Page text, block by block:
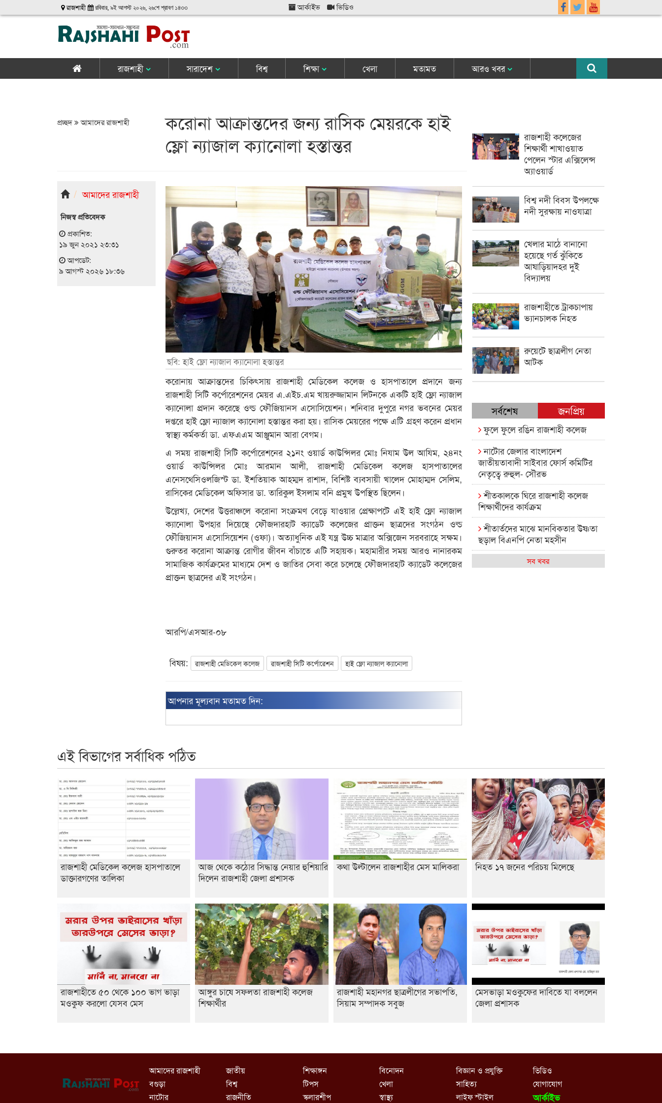
রাজশাহী রবিবার, ৯ই আগস্ট ২০২৬, ২৬শে শ্রাবণ ১৪৩৩ আর্কাইভ ভিডিও
রাজশাহী সারাদেশ বিশ্ব শিক্ষা খেলা মতামত আরও খবর
প্রচ্ছদ আমাদের রাজশাহী
করোনা আক্রান্তদের জন্য রাসিক মেয়রকে হাই
ফ্লো ন্যাজাল ক্যানোলা হস্তান্তর
আমাদের রাজশাহী
নিজস্ব প্রতিবেদক
প্রকাশিত:
১৯ জুন ২০২১ ২৩:৩১
আপডেট:
৯ আগস্ট ২০২৬ ১৮:৩৬
ছবি: হাই ফ্লো ন্যাজাল ক্যানোলা হস্তান্তর
করোনায় আক্রান্তদের চিকিৎসায় রাজশাহী মেডিকেল কলেজ ও হাসপাতালে প্রদানে জন্য
রাজশাহী সিটি কর্পোরেশনের মেয়র এ.এইচ.এম খায়রুজ্জামান লিটনকে একটি হাই ফ্লো ন্যাজাল
ক্যানোলা প্রদান করেছে ওল্ড ফৌজিয়ানস এসোসিয়েশন। শনিবার দুপুরে নগর ভবনের মেয়র
দপ্তরে হাই ফ্লো ন্যাজাল ক্যানোলা হস্তান্তর করা হয়। রাসিক মেয়রের পক্ষে এটি গ্রহণ করেন প্রধান
স্বাস্থ্য কর্মকর্তা ডা. এফএএম আঞ্জুমান আরা বেগম।
এ সময় রাজশাহী সিটি কর্পোরেশনের ২১নং ওয়ার্ড কাউন্সিলর মোঃ নিযাম উল আযিম, ২৪নং
ওয়ার্ড কাউন্সিলর মোঃ আরমান আলী, রাজশাহী মেডিকেল কলেজ হাসপাতালের
এনেসথেসিওলজিস্ট ডা. ইশতিয়াক আহম্মদ রাশাদ, বিশিষ্ট ব্যবসায়ী খালেদ মোহাম্মদ সেলিম,
রাসিকের মেডিকেল অফিসার ডা. তারিকুল ইসলাম বনি প্রমুখ উপস্থিত ছিলেন।
উল্লেখ্য, দেশের উত্তরাঞ্চলে করোনা সংক্রমণ বেড়ে যাওয়ার প্রেক্ষাপটে এই হাই ফ্লো ন্যাজাল
ক্যানোলা উপহার দিয়েছে ফৌজদারহাট ক্যাডেট কলেজের প্রাক্তন ছাত্রদের সংগঠন ওল্ড
ফৌজিয়ানস এসোসিয়েশন (ওফা)। অত্যাধুনিক এই যন্ত্র উচ্চ মাত্রার অক্সিজেন সরবরাহে সক্ষম।
গুরুতর করোনা আক্রান্ত রোগীর জীবন বাঁচাতে এটি সহায়ক। মহামারীর সময় আরও নানারকম
সামাজিক কার্যক্রমের মাধ্যমে দেশ ও জাতির সেবা করে চলেছে ফৌজদারহাট ক্যাডেট কলেজের
প্রাক্তন ছাত্রদের এই সংগঠন।
আরপি/এসআর-০৮
বিষয়: রাজশাহী মেডিকেল কলেজ রাজশাহী সিটি কর্পোরেশন হাই ফ্লো ন্যাজাল ক্যানোলা
আপনার মূল্যবান মতামত দিন:
রাজশাহী কলেজের
শিক্ষার্থী শাখাওয়াত
পেলেন স্টার এক্সিলেন্স
অ্যাওয়ার্ড
বিশ্ব নদী বিবস উপলক্ষে
নদী সুরক্ষায় নাওযাত্রা
খেলার মাঠে বানানো
হয়েছে গর্ত ঝুঁকিতে
আষাড়িয়াদহর দুই
বিদ্যালয়
রাজশাহীতে ট্রাকচাপায়
ভ্যানচালক নিহত
রুয়েটে ছাত্রলীগ নেতা
আটক
সর্বশেষ জনপ্রিয়
ফুলে ফুলে রঙিন রাজশাহী কলেজ
নাটোর জেলার বাংলাদেশ
জাতীয়তাবাদী সাইবার ফোর্স কমিটির
নেতৃত্বে রুহুল- সৌরভ
শীতকালকে ঘিরে রাজশাহী কলেজ
শিক্ষার্থীদের কার্যক্রম
শীতার্তদের মাঝে মানবিকতার উষ্ণতা
ছড়াল বিএনপি নেতা মহসীন
রাজশাহী কলেজের মিষ্টি বিকেল
ইসলামের ইতিহাস ও সংস্কৃতি বিভাগের
লাইট হাউজ ক্লাবের নেতৃত্ব ইসতিয়াক-
মাহফুজ
ডাকসুতে শিবিরের নিরঙ্কুশ জয়
রাজশাহীতে ট্রাকচাপায় ভ্যানচালক
নিহত
সব খবর
এই বিভাগের সর্বাধিক পঠিত
রাজশাহী মেডিকেল কলেজ হাসপাতালে
ডাক্তারগণের তালিকা
আজ থেকে কঠোর সিদ্ধান্ত নেয়ার হুশিয়ারি
দিলেন রাজশাহী জেলা প্রশাসক
কথা উল্টালেন রাজশাহীর মেস মালিকরা নিহত ১৭ জনের পরিচয় মিলেছে
রাজশাহীতে ৫০ থেকে ১০০ ভাগ ভাড়া
মওকুফ করলো যেসব মেস
আঙ্গুর চাষে সফলতা রাজশাহী কলেজ
শিক্ষার্থীর
রাজশাহী মহানগর ছাত্রলীগের সভাপতি,
সিয়াম সম্পাদক সবুজ
মেসভাড়া মওকুফের দাবিতে যা বললেন
জেলা প্রশাসক
আমাদের রাজশাহী
বগুড়া
নাটোর
জাতীয়
বিশ্ব
রাজনীতি
শিক্ষাঙ্গন
টিপস
স্কলারশীপ
বিনোদন
খেলা
স্বাস্থ্য
বিজ্ঞান ও প্রযুক্তি
সাহিত্য
লাইফ স্টাইল
ভিডিও
যোগাযোগ
আর্কাইভ